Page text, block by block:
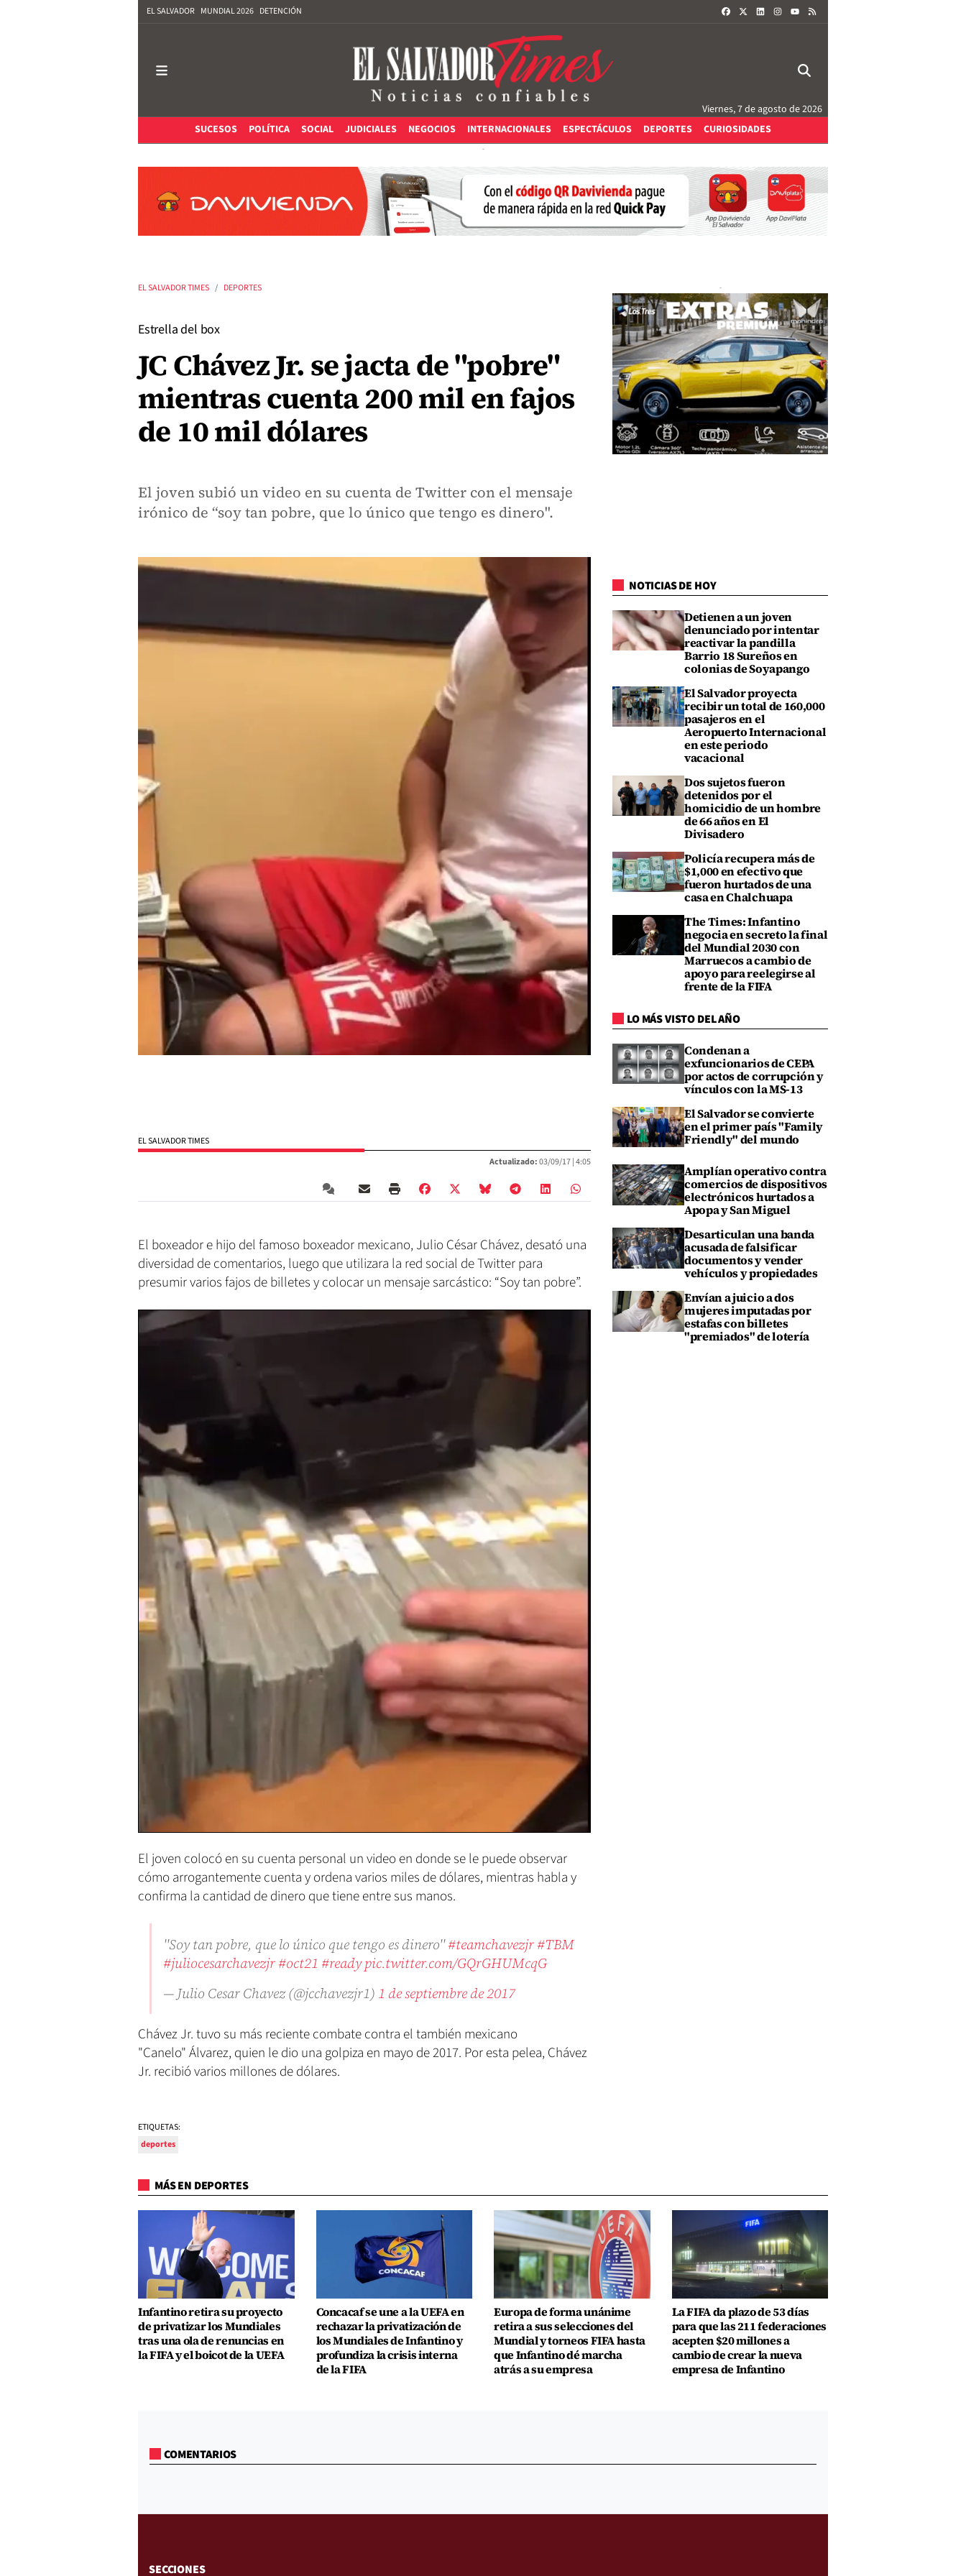
EL SALVADOR MUNDIAL 2026 DETENCIÓN FACEBOOKLINKEDININSTAGRAM
Viernes, 7 de agosto de 2026
SUCESOS
POLÍTICA SOCIAL JUDICIALES NEGOCIOS INTERNACIONALES ESPECTÁCULOS DEPORTES CURIOSIDADES
EL SALVADOR TIMES DEPORTES
Estrella del box
JC Chávez Jr. se jacta de "pobre"
mientras cuenta 200 mil en fajos
de 10 mil dólares
El joven subió un video en su cuenta de Twitter con el mensaje
irónico de “soy tan pobre, que lo único que tengo es dinero".
EL SALVADOR TIMES
Actualizado:03/09/17 | 4:05
El boxeador e hijo del famoso boxeador mexicano, Julio César Chávez, desató una
diversidad de comentarios, luego que utilizara la red social de Twitter para
presumir varios fajos de billetes y colocar un mensaje sarcástico: “Soy tan pobre”.
El joven colocó en su cuenta personal un video en donde se le puede observar
cómo arrogantemente cuenta y ordena varios miles de dólares, mientras habla y
confirma la cantidad de dinero que tiene entre sus manos.
''Soy tan pobre, que lo único que tengo es dinero''#teamchavezjr#TBM
#juliocesarchavezjr#oct21 #readypic.twitter.com/GQrGHUMcqG
— Julio Cesar Chavez (@jcchavezjr1) 1 de septiembre de 2017
Chávez Jr. tuvo su más reciente combate contra el también mexicano
"Canelo" Álvarez, quien le dio una golpiza en mayo de 2017. Por esta pelea, Chávez
Jr. recibió varios millones de dólares.
ETIQUETAS:
deportes
NOTICIAS DE HOY
Detienen a un joven
denunciado por intentar
reactivar la pandilla
Barrio 18 Sureños en
colonias de Soyapango
El Salvador proyecta
recibir un total de 160,000
pasajeros en el
Aeropuerto Internacional
en este periodo
vacacional
Dos sujetos fueron
detenidos por el
homicidio de un hombre
de 66 años en El
Divisadero
Policía recupera más de
$1,000 en efectivo que
fueron hurtados de una
casa en Chalchuapa
The Times: Infantino
negocia en secreto la final
del Mundial 2030 con
Marruecos a cambio de
apoyo para reelegirse al
frente de la FIFA
LO MÁS VISTO DEL AÑO
Condenan a
exfuncionarios de CEPA
por actos de corrupción y
vínculos con la MS-13
El Salvador se convierte
en el primer país "Family
Friendly" del mundo
Amplían operativo contra
comercios de dispositivos
electrónicos hurtados a
Apopa y San Miguel
Desarticulan una banda
acusada de falsificar
documentos y vender
vehículos y propiedades
Envían a juicio a dos
mujeres imputadas por
estafas con billetes
"premiados" de lotería
MÁS EN DEPORTES
Infantino retira su proyecto
de privatizar los Mundiales
tras una ola de renuncias en
la FIFA y el boicot de la UEFA
Concacaf se une a la UEFA en
rechazar la privatización de
los Mundiales de Infantino y
profundiza la crisis interna
de la FIFA
Europa de forma unánime
retira a sus selecciones del
Mundial y torneos FIFA hasta
que Infantino dé marcha
atrás a su empresa
La FIFA da plazo de 53 días
para que las 211 federaciones
acepten $20 millones a
cambio de crear la nueva
empresa de Infantino
COMENTARIOS
SECCIONES